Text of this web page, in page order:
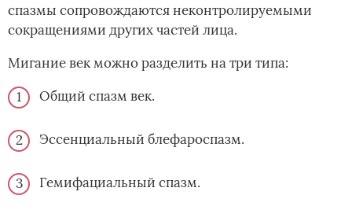
спазмы сопровождаются неконтролируемыми
сокращениями других частей лица.
Мигание век можно разделить на три типа:
Общий спазм век.
Эссенциальный блефароспазм.
Гемифациальный спазм.